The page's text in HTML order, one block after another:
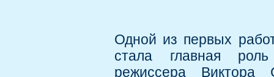
Одной из первых
стала главная
режиссера Виктора